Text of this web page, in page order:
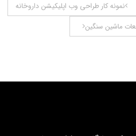
نمونه کار طراحی وب اپلیکیشن داروخانه
ماشین سنگین